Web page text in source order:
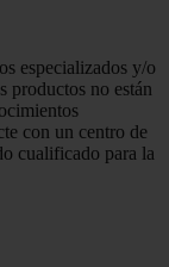
especializados y/o
productos no están
con un centro de
cualificado para la